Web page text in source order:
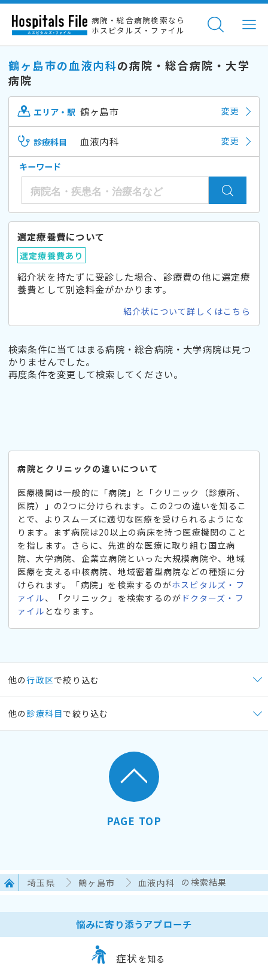
病院・総合病院検索なら
ホスピタルズ・ファイル
鶴ヶ島市の血液内科の病院・総合病院・大学
病院
エリア・駅 鶴ヶ島市 変更
診療科目 血液内科 変更
キーワード
選定療養費について
選定療養費あり
紹介状を持たずに受診した場合、診療費の他に選定療
養費として別途料金がかかります。
紹介状について詳しくはこちら
検索条件に当てはまる病院・総合病院・大学病院は見つ
かりませんでした。
再度条件を変更して検索してください。
病院とクリニックの違いについて
医療機関は一般的に「病院」と「クリニック（診療所、
医院）」の2つに分けられます。この2つの違いを知るこ
とで、よりスムーズに適切な医療を受けられるようにな
ります。まず病院は20以上の病床を持つ医療機関のこと
を指します。さらに、先進的な医療に取り組む国立病
院、大学病院、企業立病院といった大規模病院や、地域
医療を支える中核病院、地域密着型病院などの種類に分
けられます。「病院」を検索するのがホスピタルズ・フ
ァイル、「クリニック」を検索するのが ドクターズ・フ
ァイル となります。
他の行政区で絞り込む
他の 診療科目で絞り込む
PAGE TOP
埼玉県 鶴ヶ島市 血液内科 の検索結果
悩みに寄り添うアプローチ
症状 を知る